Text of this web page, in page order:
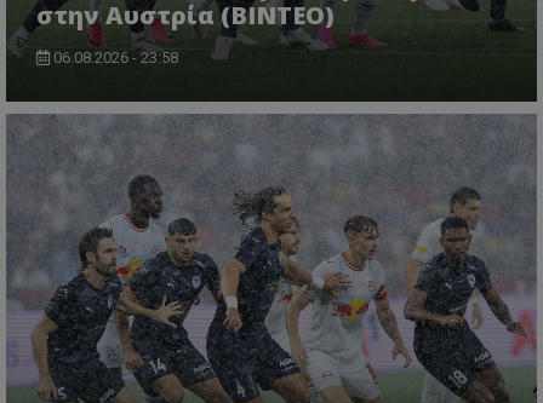
στην Αυστρία (ΒΙΝΤΕΟ)
06.08.2026 - 23:58